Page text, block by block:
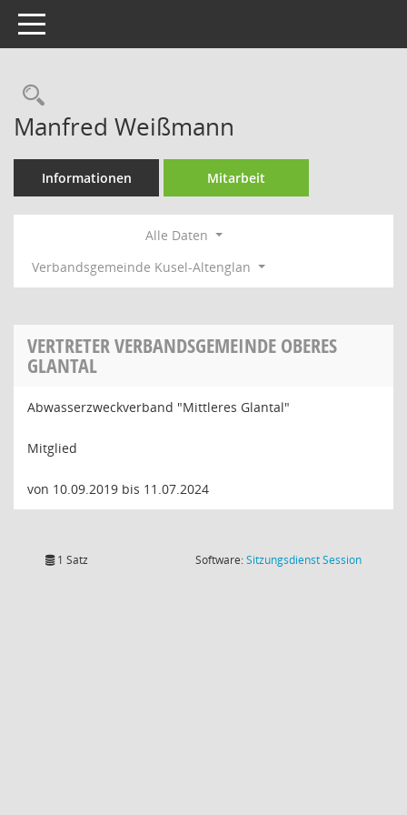
Toggle navigation
Rechercheauswahl
Manfred Weißmann
Informationen Mitarbeit
Alle Daten
Verbandsgemeinde Kusel-Altenglan
VERTRETER VERBANDSGEMEINDE OBERES
GLANTAL
Abwasserzweckverband "Mittleres Glantal"
Mitglied
von 10.09.2019 bis 11.07.2024
1 Satz Software:SitzungsdienstSession(Wird in